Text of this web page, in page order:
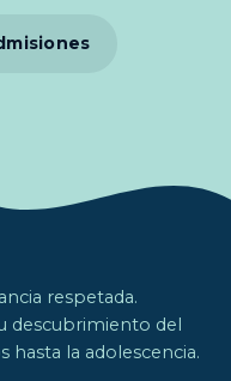
respetada.
descubrimiento del
hasta la adolescencia.